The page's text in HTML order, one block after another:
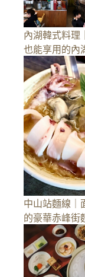
內湖韓式料理
也能享用的內
中山站麵線｜
的豪華赤峰街